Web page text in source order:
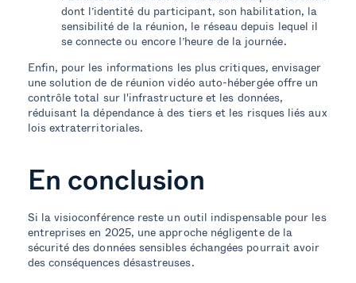
dont l’identité du participant, son habilitation, la
sensibilité de la réunion, le réseau depuis lequel il
se connecte ou encore l’heure de la journée.
Enfin, pour les informations les plus critiques, envisager
une solution de de réunion vidéo auto-hébergée offre un
contrôle total sur l'infrastructure et les données,
réduisant la dépendance à des tiers et les risques liés aux
lois extraterritoriales.
En conclusion
Si la visioconférence reste un outil indispensable pour les
entreprises en 2025, une approche négligente de la
sécurité des données sensibles échangées pourrait avoir
des conséquences désastreuses.